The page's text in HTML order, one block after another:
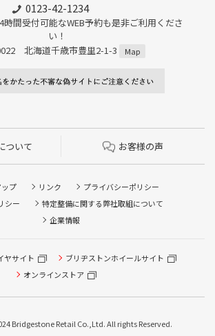
0123-42-1234
間受付可能なWEB予約も是非ご利用くださ
い！
北海道千歳市豊里2-1-3
Map
ついて お客様の声
プ リンク
プライバシーポリシー
シー
特定整備に関する弊社取組について
企業情報
ヤサイト
ブリヂストンホイールサイト
オンラインストア
Bridgestone Retail Co.,Ltd. All rights Reserved.
全点検/タイヤ履き替え/オイル交換/その他
予約
き替え順番待ち予約 ※クローク契約会員の